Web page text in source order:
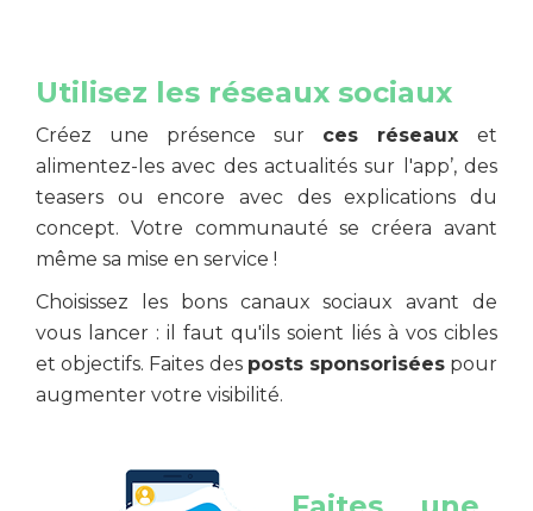
Utilisez les réseaux sociaux
Créez une présence sur ces réseaux
et
alimentez-les avec des actualités sur l'app’, des
teasers ou encore avec des explications du
concept. Votre communauté se créera avant
même sa mise en service !
Choisissez les bons canaux sociaux avant de
vous lancer : il faut qu'ils soient liés à vos cibles
et objectifs. Faites des posts sponsoriséespour
augmenter votre visibilité.